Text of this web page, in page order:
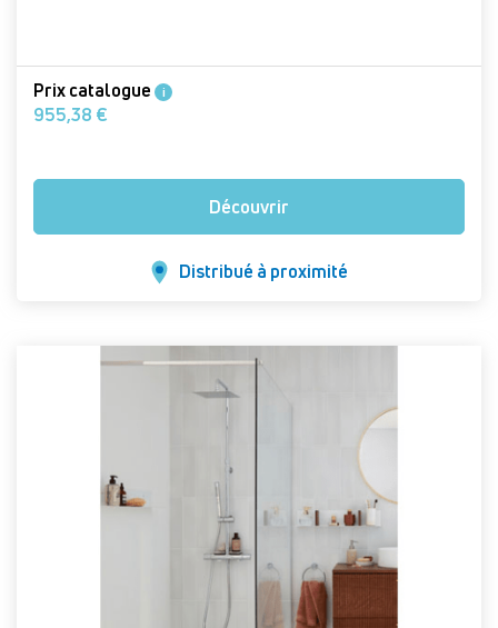
Prix catalogue i
955,38 €
Découvrir
Distribué à proximité